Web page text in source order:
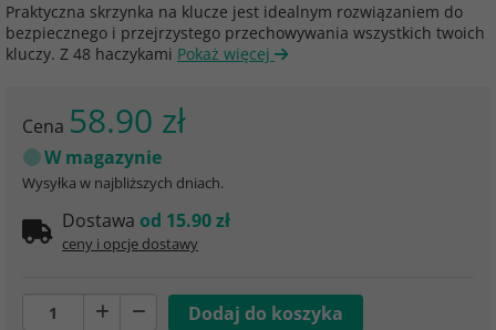
Praktyczna skrzynka na klucze jest idealnym rozwiązaniem do
bezpiecznego i przejrzystego przechowywania wszystkich twoich
kluczy. Z 48 haczykami Pokaż więcej
Cena 58.90 zł
W magazynie
Wysyłka w najbliższych dniach.
Dostawa od 15.90 zł
ceny i opcje dostawy